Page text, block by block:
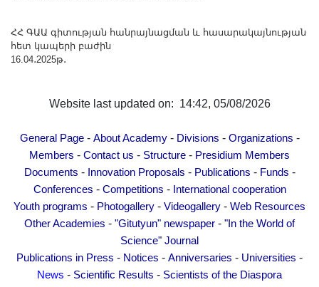
ՀՀ ԳԱԱ գիտության հանրայնացման և հասարակայնության
հետ կապերի բաժին
16.04․2025թ․
Website last updated on: 14:42, 05/08/2026
General Page- About Academy- Divisions - Organizations -
Members - Contact us - Structure - Presidium Members
Documents - Innovation Proposals - Publications - Funds -
Conferences - Competitions - International cooperation
Youth programs - Photogallery - Videogallery - Web Resources
Other Academies - "Gitutyun" newspaper - "In the World of
Science" Journal
Publications in Press - Notices - Anniversaries - Universities -
News - Scientific Results - Scientists of the Diaspora